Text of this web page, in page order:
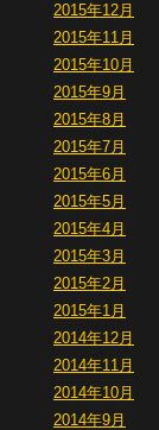
2015年12月
2015年11月
2015年10月
2015年9月
2015年8月
2015年7月
2015年6月
2015年5月
2015年4月
2015年3月
2015年2月
2015年1月
2014年12月
2014年11月
2014年10月
2014年9月